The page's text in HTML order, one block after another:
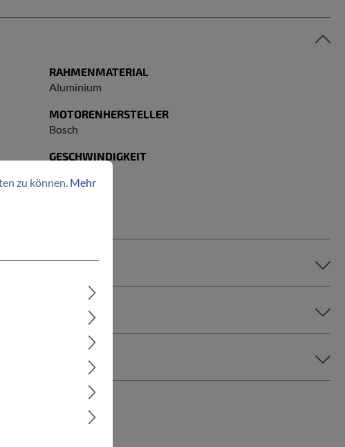
RAHMENMATERIAL
Aluminium
MOTORENHERSTELLER
Bosch
GESCHWINDIGKEIT
zu können. Mehr